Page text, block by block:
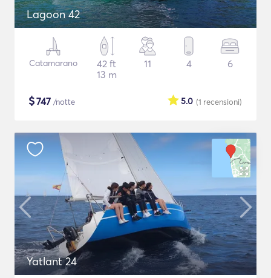
Lagoon 42
Catamarano
42 ft
13 m
11 4 6
$747 /notte (1 recensioni)
5.0
Yatlant 24